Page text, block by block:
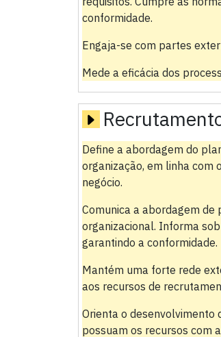
conformidade.
Engaja-se com partes
Mede a eficácia dos
Define a abordagem do
organização, em linha
negócio.
Comunica a abordagem
organizacional. Informa
garantindo a conformidade.
Mantém uma forte rede
aos recursos de
Orienta o desenvolvimento
possuam os recursos com